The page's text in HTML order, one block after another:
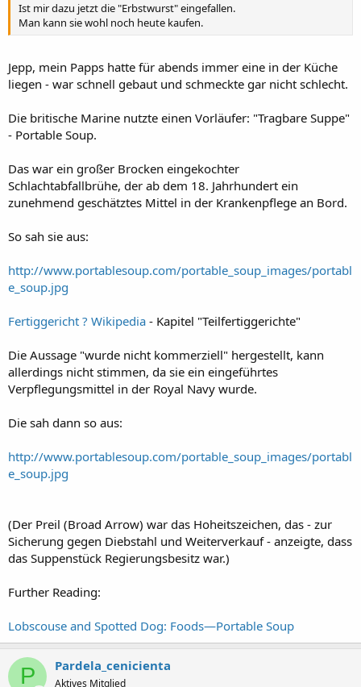
Ist mir dazu jetzt die "Erbstwurst" eingefallen.
Man kann sie wohl noch heute kaufen.
Jepp, mein Papps hatte für abends immer eine in der Küche
liegen - war schnell gebaut und schmeckte gar nicht schlecht.
Die britische Marine nutzte einen Vorläufer: "Tragbare Suppe"
- Portable Soup.
Das war ein großer Brocken eingekochter
Schlachtabfallbrühe, der ab dem 18. Jahrhundert ein
zunehmend geschätztes Mittel in der Krankenpflege an Bord.
So sah sie aus:
http://www.portablesoup.com/portable_soup_images/portabl
e_soup.jpg
Fertiggericht ? Wikipedia - Kapitel "Teilfertiggerichte"
Die Aussage "wurde nicht kommerziell" hergestellt, kann
allerdings nicht stimmen, da sie ein eingeführtes
Verpflegungsmittel in der Royal Navy wurde.
Die sah dann so aus:
http://www.portablesoup.com/portable_soup_images/portabl
e_soup.jpg
(Der Preil (Broad Arrow) war das Hoheitszeichen, das - zur
Sicherung gegen Diebstahl und Weiterverkauf - anzeigte, dass
das Suppenstück Regierungsbesitz war.)
Further Reading:
Lobscouse and Spotted Dog: Foods—Portable Soup
P Pardela_cenicienta
Aktives Mitglied